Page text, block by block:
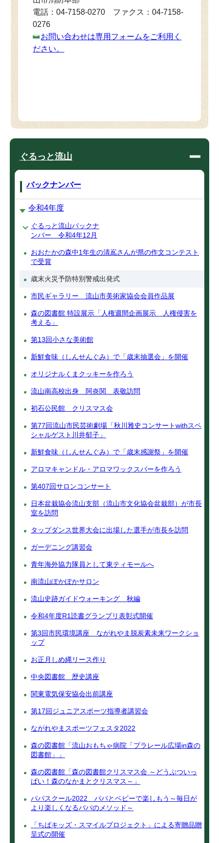
電話：04-7158-0270 ファクス：04-7158-
0276
お問い合わせは専用フォームをご利用く
ださい。
ぐるっと流山
バックナンバー
令和4年度
ぐるっと流山バックナ
ンバー 令和4年12月
おおたかの森中1年生の清嶌さんが県の作文コンテスト
で受賞
歳末火災予防特別警戒出発式
市民ギャラリー 流山市美術家協会会員作品展
森の図書館 特設展示「人権週間企画展示 人権侵害を
考える」
第13回小さな美術館
新鮮食味（しんせんぐみ）で「歳末抽選会」を開催
オリジナルくまクッキーを作ろう
流山南高校出身 阿炎関 表敬訪問
初石公民館 クリスマス会
第77回流山市民芸術劇場「秋川雅史コンサートwithスペ
シャルゲスト川井郁子」
新鮮食味（しんせんぐみ）で「歳末感謝祭」を開催
アロマキャンドル・アロマワックスバーを作ろう
第407回サロンコンサート
日本盆栽協会流山支部（流山市文化協会盆栽部）が市長
室を訪問
タップダンス世界大会に出場した選手が市長を訪問
ガーデニング講習会
青年海外協力隊員として東ティモールへ
南流山ぽかぽかサロン
流山史跡ガイドウォーキング 秋編
令和4年度R1読書グランプリ表彰式開催
第3回市民環境講座 ながれやま脱炭素未来ワークショ
ップ
お正月しめ縄リース作り
中央図書館 歴史講座
関東電気保安協会出前講座
第17回ジュニアスポーツ指導者講習会
ながれやまスポーツフェスタ2022
森の図書館「流山おもちゃ病院「プラレール広場in森の
図書館」」
森の図書館「森の図書館クリスマス会 ～どうぶついっ
ぱい！森のなかまとクリスマス～」
パパスクール2022 パパとベビーで楽しもう～毎日が
より楽しくなるパパのメソッド～
「ちばキッズ・スマイルプロジェクト」による寄贈品贈
呈式の開催